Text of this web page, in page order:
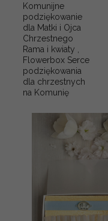
Komunijne
podziękowanie
dla Matki i Ojca
Chrzestnego
Rama i kwiaty ,
Flowerbox Serce
podziękowania
dla chrzestnych
na Komunię